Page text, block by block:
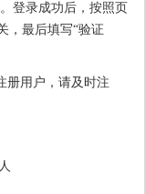
登录成功后，按照页
，最后填写“验证
用户，请及时注